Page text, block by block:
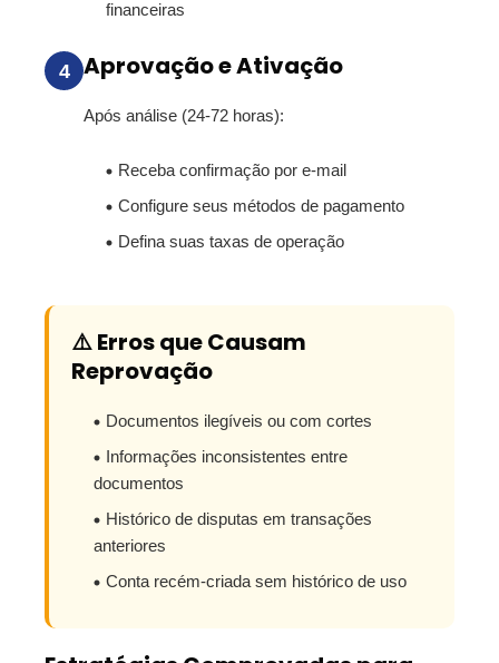
financeiras
4 Aprovação e Ativação
Após análise (24-72 horas):
Receba confirmação por e-mail
Configure seus métodos de pagamento
Defina suas taxas de operação
⚠️ Erros que Causam
Reprovação
Documentos ilegíveis ou com cortes
Informações inconsistentes entre
documentos
Histórico de disputas em transações
anteriores
Conta recém-criada sem histórico de uso